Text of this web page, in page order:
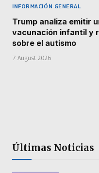
INFORMACIÓN GENERAL
Trump analiza emitir
vacunación infantil y
sobre el autismo
7 August 2026
Últimas Noticias